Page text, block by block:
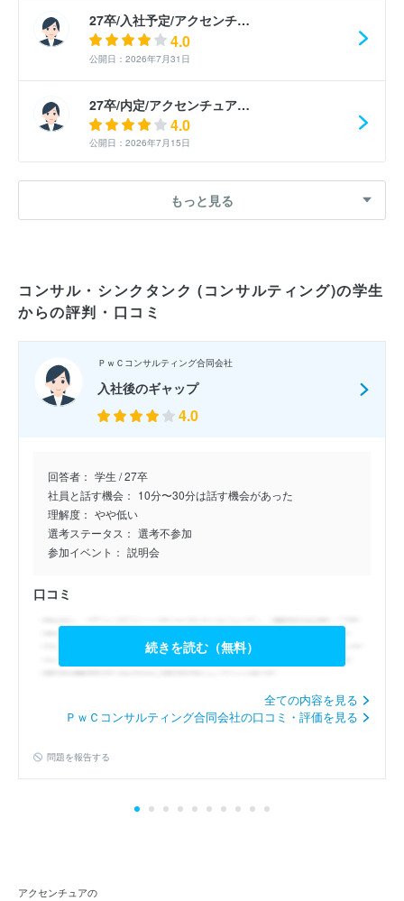
27卒/入社予定/アクセンチ…
4.0
公開日：2026年7月31日
27卒/内定/アクセンチュア…
4.0
公開日：2026年7月15日
5.0
4.0
公開日：2026年7月14日
27卒/内定/アクセンチュア…
公開日：2026年7月14日
公開日：2026年7月13日
27卒/内定/アクセンチュア…
4.0
5.0
公開日：2026年7月13日
4.0
もっと見る
コンサル・シンクタンク (コンサルティング)の学生
からの評判・口コミ
ＰｗＣコンサルティング合同会社
入社後のギャップ
4.0
回答者： 学生 / 27卒
社員と話す機会： 10分〜30分は話す機会があった
理解度： やや低い
選考ステータス： 選考不参加
参加イベント： 説明会
口コミ
続きを読む（無料）
全ての内容を見る
ＰｗＣコンサルティング合同会社の口コミ・評価を見る
問題を報告する
アクセンチュアの